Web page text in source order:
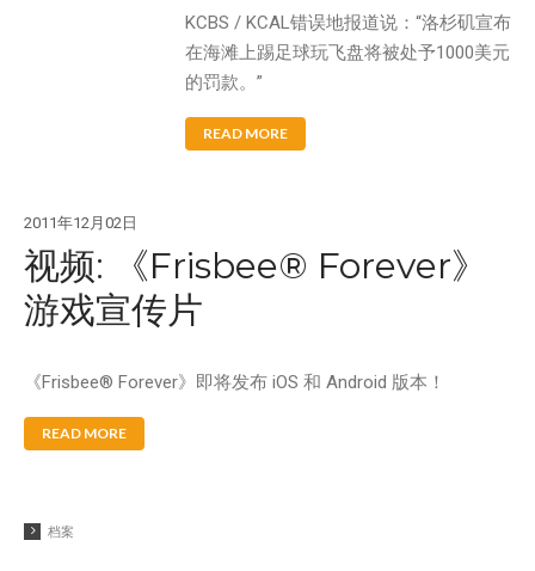
KCBS / KCAL错误地报道说：“洛杉矶宣布
在海滩上踢足球玩飞盘将被处予1000美元
的罚款。”
READ MORE
2011年12月02日
视频: 《Frisbee® Forever》
游戏宣传片
《Frisbee® Forever》即将发布 iOS 和 Android 版本！
READ MORE
档案